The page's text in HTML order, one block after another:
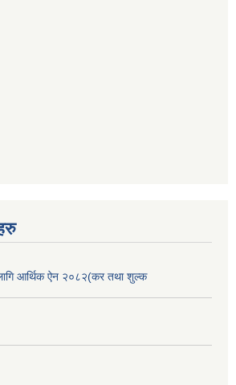
आर्थिक ऐन २०८२(कर तथा शुल्क